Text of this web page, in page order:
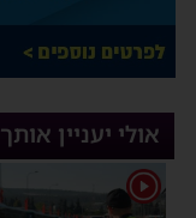
אולי יעניין אותך
1